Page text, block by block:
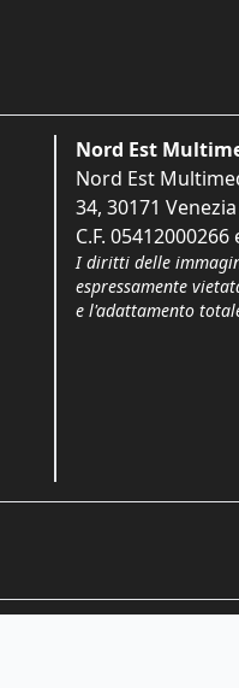
Nord Est
Nord Est
34, 30171
C.F. 05412000266
I diritti delle
espressamente
e l'adattamento